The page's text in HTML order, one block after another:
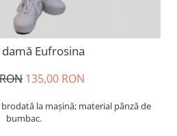
Eufrosina
135,00 RON
la maşină; material pânză de
bumbac.